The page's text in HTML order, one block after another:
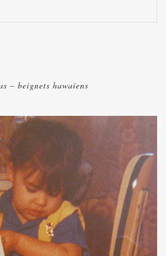
– beignets hawaïens